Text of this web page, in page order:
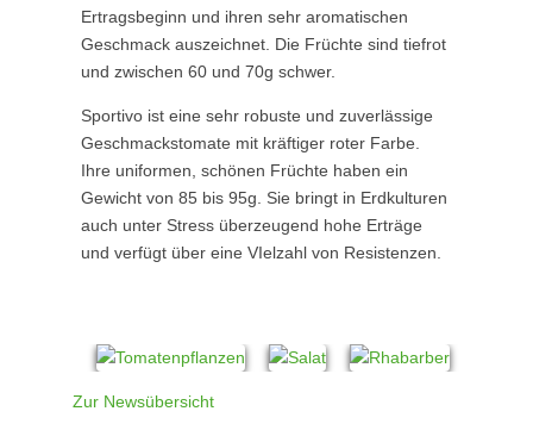
Ertragsbeginn und ihren sehr aromatischen
Geschmack auszeichnet. Die Früchte sind tiefrot
und zwischen 60 und 70g schwer.
Sportivo ist eine sehr robuste und zuverlässige
Geschmackstomate mit kräftiger roter Farbe.
Ihre uniformen, schönen Früchte haben ein
Gewicht von 85 bis 95g. Sie bringt in Erdkulturen
auch unter Stress überzeugend hohe Erträge
und verfügt über eine VIelzahl von Resistenzen.
Zur Newsübersicht